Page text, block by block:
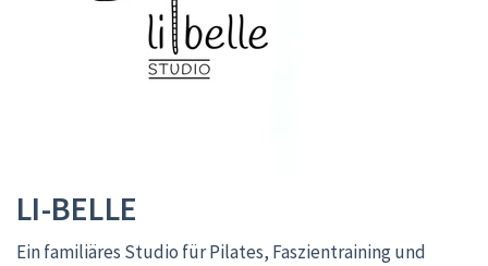
LI-BELLE
Ein familiäres Studio für Pilates, Faszientraining und